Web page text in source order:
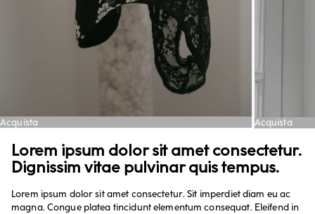
Acquista Acquista
Lorem ipsum dolor sit amet consectetur.
Dignissim vitae pulvinar quis tempus.
Lorem ipsum dolor sit amet consectetur. Sit imperdiet diam eu ac
magna. Congue platea tincidunt elementum consequat. Eleifend in